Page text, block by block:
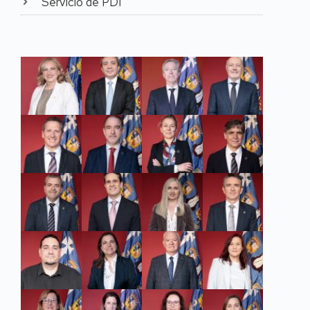
indexadas en el Scholarly
Sciences, SPI.
Por sus trabajos de
investigación ha
obtenido el
reconocimiento de cinco
sexenios de
investigación: Primer
tramo (1990-1995);
Segundo tramo (1996-
2001); Tercer tramo
(2002-2007); Cuarto
tramo (2008-2013);
Quinto tramo (2014-
2019). Posee, además, el
tramo de transferencia.
Entre sus publicaciones,